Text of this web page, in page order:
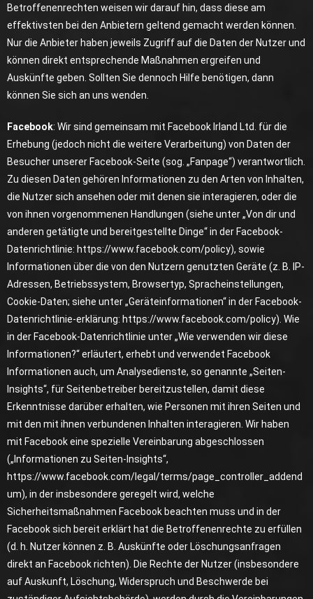
Betroffenenrechten weisen wir darauf hin, dass diese am
effektivsten bei den Anbietern geltend gemacht werden können.
Nur die Anbieter haben jeweils Zugriff auf die Daten der Nutzer und
können direkt entsprechende Maßnahmen ergreifen und
Auskünfte geben. Sollten Sie dennoch Hilfe benötigen, dann
können Sie sich an uns wenden.
Facebook: Wir sind gemeinsam mit Facebook Irland Ltd. für die
Erhebung (jedoch nicht die weitere Verarbeitung) von Daten der
Besucher unserer Facebook-Seite (sog. „Fanpage“) verantwortlich.
Zu diesen Daten gehören Informationen zu den Arten von Inhalten,
die Nutzer sich ansehen oder mit denen sie interagieren, oder die
von ihnen vorgenommenen Handlungen (siehe unter „Von dir und
anderen getätigte und bereitgestellte Dinge“ in der Facebook-
Datenrichtlinie: https://www.facebook.com/policy), sowie
Informationen über die von den Nutzern genutzten Geräte (z. B. IP-
Adressen, Betriebssystem, Browsertyp, Spracheinstellungen,
Cookie-Daten; siehe unter „Geräteinformationen“ in der Facebook-
Datenrichtlinie-erklärung: https://www.facebook.com/policy). Wie
in der Facebook-Datenrichtlinie unter „Wie verwenden wir diese
Informationen?“ erläutert, erhebt und verwendet Facebook
Informationen auch, um Analysedienste, so genannte „Seiten-
Insights“, für Seitenbetreiber bereitzustellen, damit diese
Erkenntnisse darüber erhalten, wie Personen mit ihren Seiten und
mit den mit ihnen verbundenen Inhalten interagieren. Wir haben
mit Facebook eine spezielle Vereinbarung abgeschlossen
(„Informationen zu Seiten-Insights“,
https://www.facebook.com/legal/terms/page_controller_addend
um), in der insbesondere geregelt wird, welche
Sicherheitsmaßnahmen Facebook beachten muss und in der
Facebook sich bereit erklärt hat die Betroffenenrechte zu erfüllen
(d. h. Nutzer können z. B. Auskünfte oder Löschungsanfragen
direkt an Facebook richten). Die Rechte der Nutzer (insbesondere
auf Auskunft, Löschung, Widerspruch und Beschwerde bei